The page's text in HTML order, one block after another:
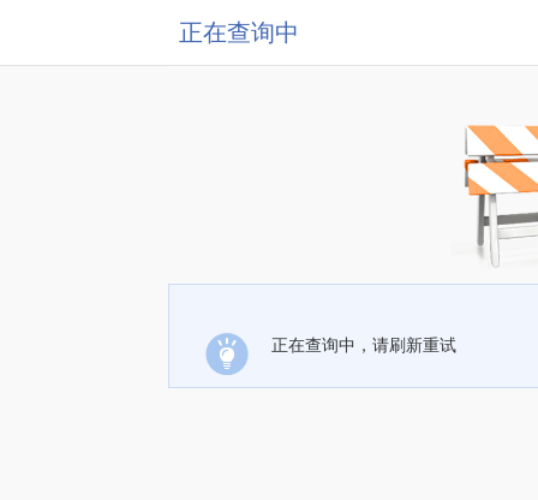
正在查询中
正在查询中，请刷新重试